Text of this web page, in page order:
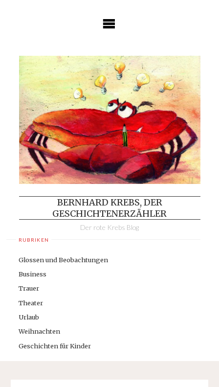
BERNHARD KREBS, DER
GESCHICHTENERZÄHLER
Der rote Krebs Blog
RUBRIKEN
Glossen und Beobachtungen
Business
Trauer
Theater
Urlaub
Weihnachten
Geschichten für Kinder